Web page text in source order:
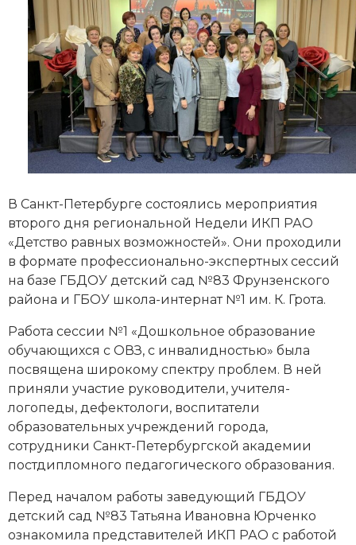
В Санкт-Петербурге состоялись мероприятия
второго дня региональной Недели ИКП РАО
«Детство равных возможностей». Они проходили
в формате профессионально-экспертных сессий
на базе ГБДОУ детский сад №83 Фрунзенского
района и ГБОУ школа-интернат №1 им. К. Грота.
Работа сессии №1 «Дошкольное образование
обучающихся с ОВЗ, с инвалидностью» была
посвящена широкому спектру проблем. В ней
приняли участие руководители, учителя-
логопеды, дефектологи, воспитатели
образовательных учреждений города,
сотрудники Санкт-Петербургской академии
постдипломного педагогического образования.
Перед началом работы заведующий ГБДОУ
детский сад №83 Татьяна Ивановна Юрченко
ознакомила представителей ИКП РАО с работой